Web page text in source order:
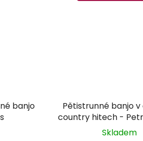
banjo
Pětistrunné banjo
country hitech -
Skladem